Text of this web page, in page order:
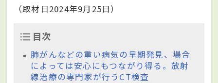
（取材日2024年9月25日）
目次
肺がんなどの重い病気の早期発見、場合
によっては安心にもつながり得る。放射
線治療の専門家が行うCT検査